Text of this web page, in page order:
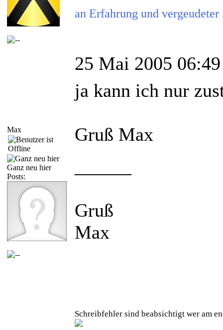
an Erfahrung und
Max
Ganz neu hier
Posts:
25 Mai 2005 06:49
ja kann ich nur
Gruß Max
Gruß
Max
Schreibfehler sind beabsichtigt wer am